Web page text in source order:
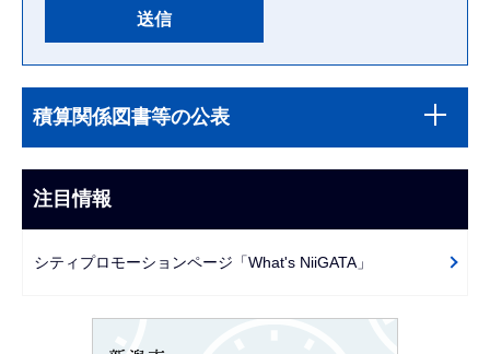
文
こ
ま
で
ビ
ー
積算関係図書等の公表
注目情報
シティプロモーションページ「What's NiiGATA」